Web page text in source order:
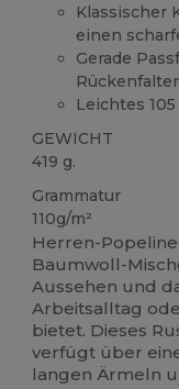
Klassischer
einen
Gerade
Leichtes
GEWICHT
419 g.
Grammatur
110g/m²
Herren-
Baumwoll-
Aussehen und
Arbeitsalltag
bietet. Dieses
verfügt über
langen Ärmeln